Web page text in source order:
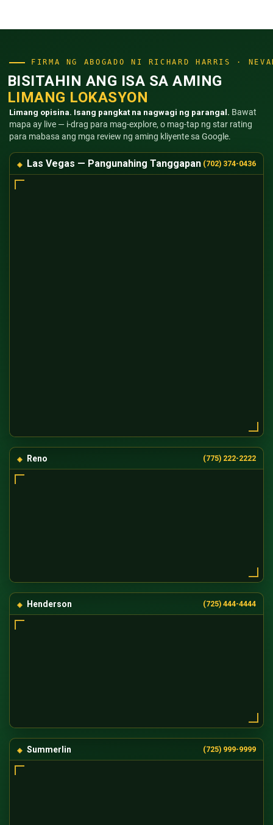
FIRMA NG ABOGADO NI RICHARD HARRIS ·
BISITAHIN ANG ISA SA AMING
LIMANG LOKASYON
Limang opisina. Isang pangkat na nagwagi ng parangal. Bawat
mapa ay live — i-drag para mag-explore, o mag-tap ng star rating
para mabasa ang mga review ng aming kliyente sa Google.
Las Vegas — Pangunahing Tanggapan (702) 374-0436
Reno (775) 222-2222
Henderson (725) 444-4444
Summerlin (725) 999-9999